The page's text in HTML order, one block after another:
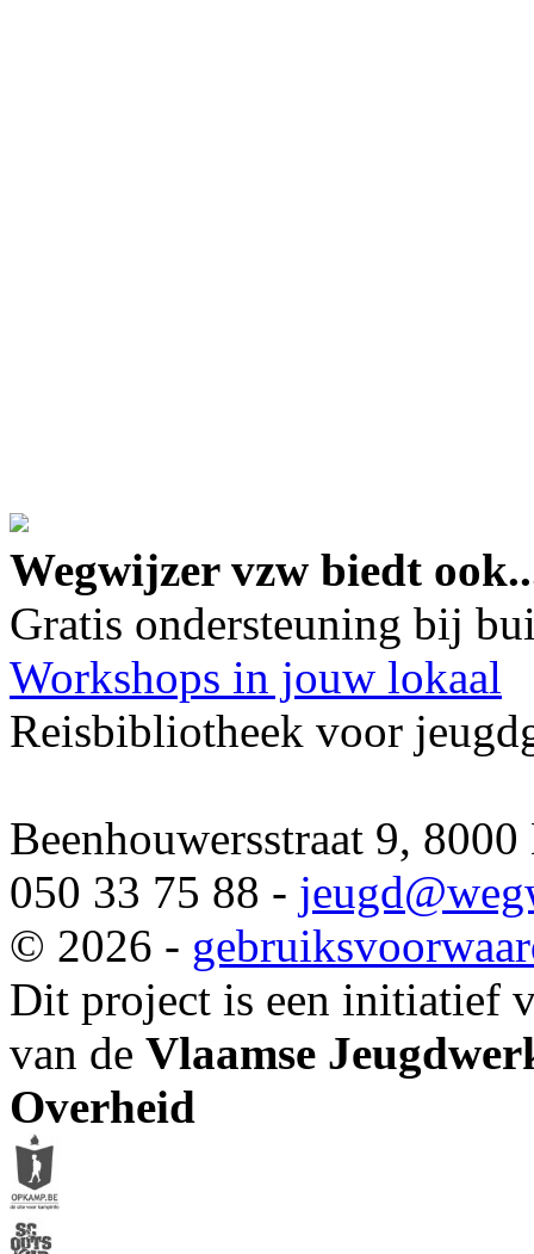
Wegwijzer vzw biedt
Gratis ondersteuning bij
Workshops in jouw lokaal
Reisbibliotheek voor
Beenhouwersstraat 9,
050 33 75 88 - jeugd
© 2026 -
Dit project is een initiatief
van de Vlaamse
Overheid